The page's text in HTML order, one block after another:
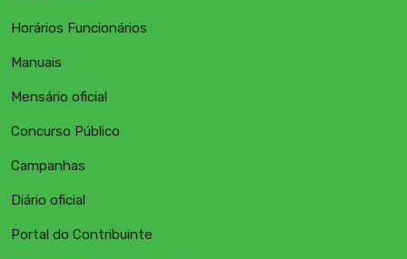
Horários Funcionários
Manuais
Mensário oficial
Concurso Público
Campanhas
Diário oficial
Portal do Contribuinte